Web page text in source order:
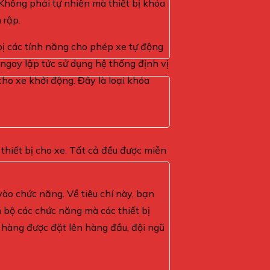
phải tự nhiên mà thiết bị khóa
các tính năng cho phép xe tự động
lập tức sử dụng hệ thống định vị
xe khởi động. Đây là loại khóa
bị cho xe. Tất cả đều được miễn
chức năng. Về tiêu chí này, bạn
các chức năng mà các thiết bị
được đặt lên hàng đầu, đội ngũ